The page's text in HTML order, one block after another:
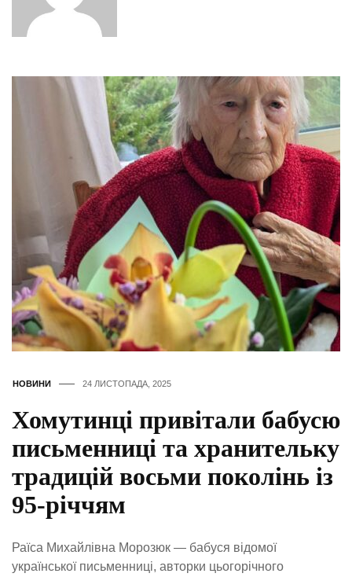
НОВИНИ 24 ЛИСТОПАДА, 2025
Хомутинці привітали бабусю
письменниці та хранительку
традицій восьми поколінь із
95-річчям
Раїса Михайлівна Морозюк — бабуся відомої
української письменниці, авторки цьогорічного